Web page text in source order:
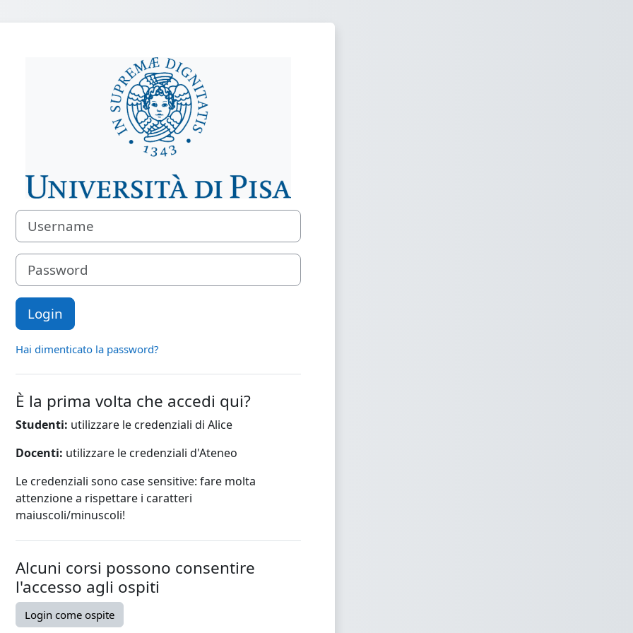
Login su e-learning - Dipartimento di
Username
Password
Login
Hai dimenticato la password?
È la prima volta che accedi qui?
Studenti: utilizzare le credenziali di Alice
Docenti: utilizzare le credenziali d'Ateneo
Le credenziali sono case sensitive: fare molta
attenzione a rispettare i caratteri
maiuscoli/minuscoli!
Alcuni corsi possono consentire
l'accesso agli ospiti
Login come ospite